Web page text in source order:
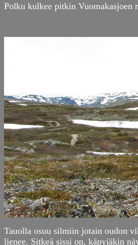
Polku kulkee pitkin Vuomakasjoen
Tauolla osuu silmiin jotain oudon
lienee. Sitkeä sissi on, käpyjäkin